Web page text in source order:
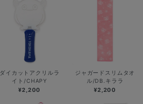
ダイカットアクリルラ
イト/CHAPY
¥2,200
ジャガードスリムタオ
ル/DB.キララ
¥2,200